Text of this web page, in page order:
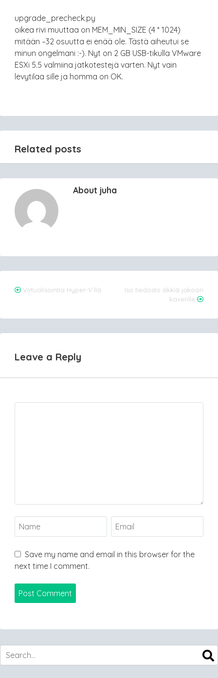
upgrade_precheck.py
oikea rivi muuttaa on MEM_MIN_SIZE (4 * 1024)
mitään –32 osuutta ei enää ole. Tästä aiheutui se
minun ongelmani :-). Nyt on 2 GB USB-tikulla VMware
ESXi 5.5 valmiina jatkotestejä varten. Nyt vain
levytilaa sille ja homma on OK.
Related posts
About juha
Post
Virtualisointia Hyper-V:llä
Iso tiedosto äkkiä jakoon
kaverille
Leave a Reply
Save my name and email in this browser for the
next time I comment.